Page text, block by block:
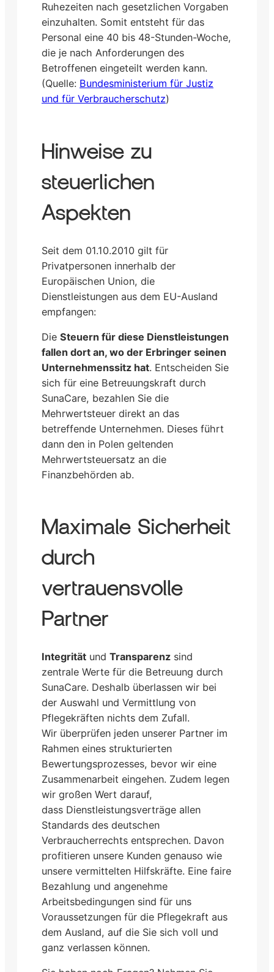
Ruhezeiten nach gesetzlichen Vorgaben
einzuhalten. Somit entsteht für das
Personal eine 40 bis 48-Stunden-Woche,
die je nach Anforderungen des
Betroffenen eingeteilt werden kann.
(Quelle: Bundesministerium für Justiz
und für Verbraucherschutz)
Hinweise zu
steuerlichen
Aspekten
Seit dem 01.10.2010 gilt für
Privatpersonen innerhalb der
Europäischen Union, die
Dienstleistungen aus dem EU-Ausland
empfangen:
Die Steuern für diese Dienstleistungen
fallen dort an, wo der Erbringer seinen
Unternehmenssitz hat. Entscheiden Sie
sich für eine Betreuungskraft durch
SunaCare, bezahlen Sie die
Mehrwertsteuer direkt an das
betreffende Unternehmen. Dieses führt
dann den in Polen geltenden
Mehrwertsteuersatz an die
Finanzbehörden ab.
Maximale Sicherheit
durch
vertrauensvolle
Partner
Integrität und Transparenz sind
zentrale Werte für die Betreuung durch
SunaCare. Deshalb überlassen wir bei
der Auswahl und Vermittlung von
Pflegekräften nichts dem Zufall.
Wir überprüfen jeden unserer Partner im
Rahmen eines strukturierten
Bewertungsprozesses, bevor wir eine
Zusammenarbeit eingehen. Zudem legen
wir großen Wert darauf,
dass Dienstleistungsverträge allen
Standards des deutschen
Verbraucherrechts entsprechen. Davon
profitieren unsere Kunden genauso wie
unsere vermittelten Hilfskräfte. Eine faire
Bezahlung und angenehme
Arbeitsbedingungen sind für uns
Voraussetzungen für die Pflegekraft aus
dem Ausland, auf die Sie sich voll und
ganz verlassen können.